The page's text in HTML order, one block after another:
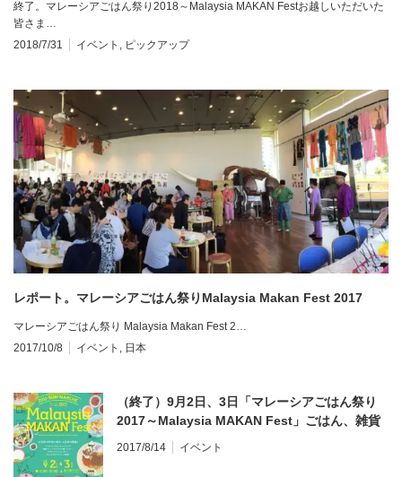
雨天決行！室内です
終了。マレーシアごはん祭り2018～Malaysia MAKAN Festお越しいただいた
皆さま…
2018/7/31
イベント , ピックアップ
レポート。マレーシアごはん祭りMalaysia Makan Fest 2017
マレーシアごはん祭り Malaysia Makan Fest 2…
2017/10/8
イベント , 日本
（終了）9月2日、3日「マレーシアごはん祭り
2017～Malaysia MAKAN Fest」ごはん、雑貨
が今年も横浜に集合！体験コーナーも。Food
event in Yokohama, entrance free 雨天決行！
2017/8/14 イベント